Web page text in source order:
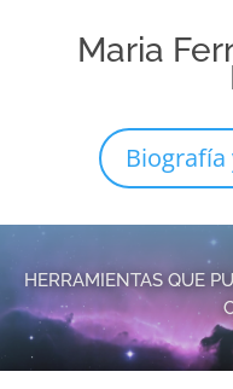
Maria
HERRAMIENTAS QUE